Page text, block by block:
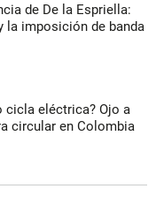
de De la Espriella:
la imposición de banda
cicla eléctrica? Ojo a
circular en Colombia